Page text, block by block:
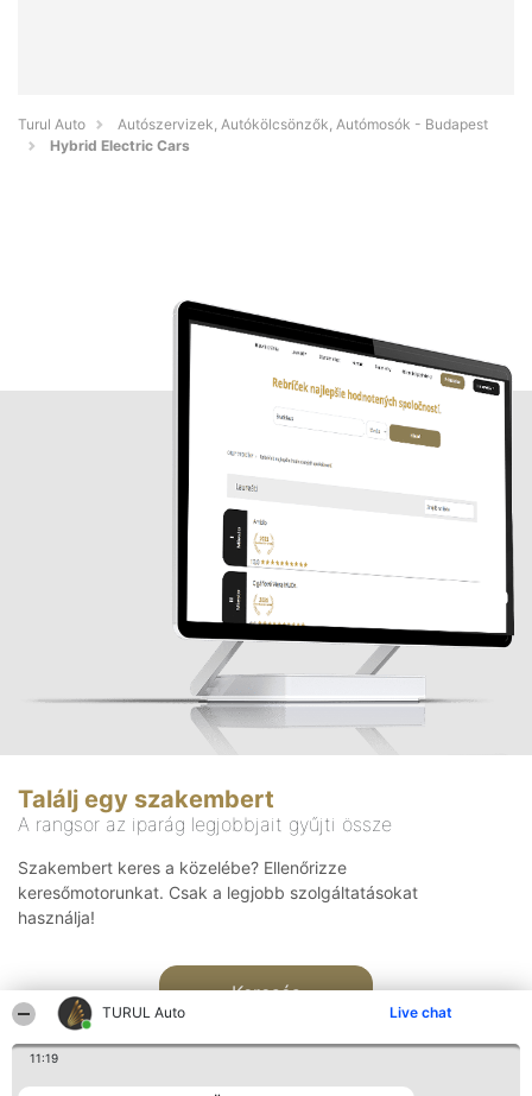
TURUL Auto Live chat
11:19
Turul Auto
Autószervizek, Autókölcsönzők, Autómosók - Budapest
Hybrid Electric Cars
Találj egy szakembert
A rangsor az iparág legjobbjait gyűjti össze
Szakembert keres a közelébe? Ellenőrizze
keresőmotorunkat. Csak a legjobb szolgáltatásokat
használja!
Keresés